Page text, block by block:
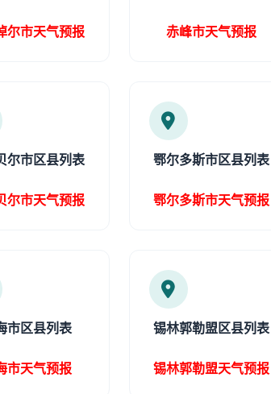
尔市天气预报 赤峰市天气预报
尔市区县列表
尔市天气预报
鄂尔多斯市区县列表
鄂尔多斯市天气预报
市区县列表
市天气预报
锡林郭勒盟区县列表
锡林郭勒盟天气预报